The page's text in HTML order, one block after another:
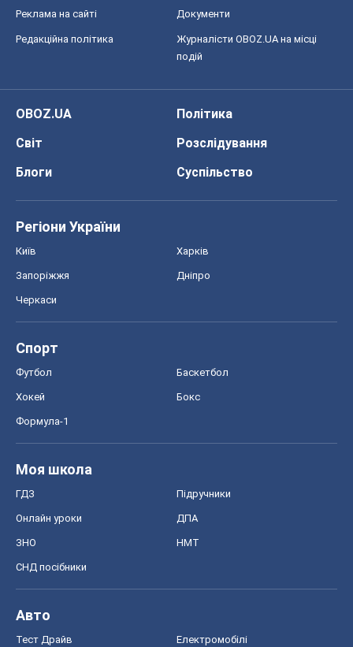
Реклама на сайті Документи
Редакційна політика
Журналісти OBOZ.UA на місці
подій
OBOZ.UA
Політика
Світ
Розслідування
Блоги
Суспільство
Регіони України
Київ Харків
Запоріжжя Дніпро
Черкаси
Спорт
Футбол Баскетбол
Хокей Бокс
Формула-1
Моя школа
ГДЗ Підручники
Онлайн уроки ДПА
ЗНО НМТ
СНД посібники
Авто
Тест Драйв Електромобілі